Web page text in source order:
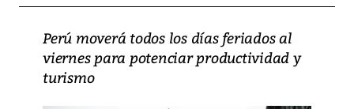
Perú moverá todos los días feriados al
viernes para potenciar productividad y
turismo